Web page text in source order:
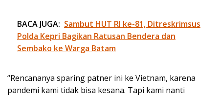
BACA JUGA: Sambut HUT RI ke-81, Ditreskrimsus
Polda Kepri Bagikan Ratusan Bendera dan
Sembako ke Warga Batam
“Rencananya sparing patner ini ke Vietnam, karena
pandemi kami tidak bisa kesana. Tapi kami nanti